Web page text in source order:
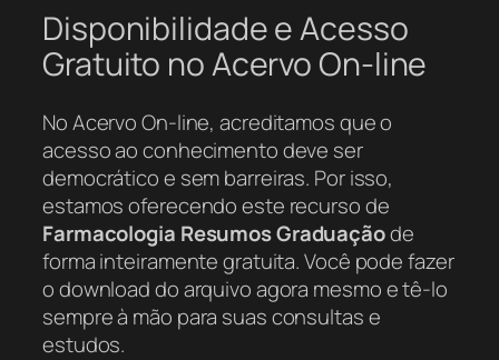
Disponibilidade e Acesso
Gratuito no Acervo On-line
No Acervo On-line, acreditamos que o
acesso ao conhecimento deve ser
democrático e sem barreiras. Por isso,
estamos oferecendo este recurso de
Farmacologia Resumos Graduaçãode
forma inteiramente gratuita. Você pode fazer
o download do arquivo agora mesmo e tê-lo
sempre à mão para suas consultas e
estudos.